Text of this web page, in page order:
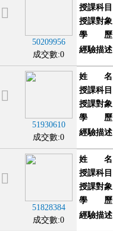
50209956
成交數:0
授課科目
授課對象
學 歷
經驗描述
51930610
成交數:0
姓 名
授課科目
授課對象
學 歷
經驗描述
51828384
成交數:0
姓 名
授課科目
授課對象
學 歷
經驗描述